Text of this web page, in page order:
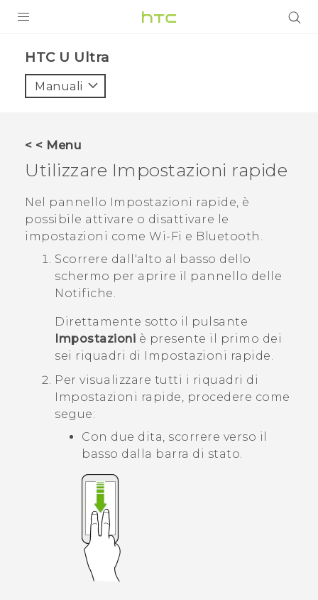
VIVE
ASSISTENZA
Accessori e dispositivi HTC
Accesso
HTC U Ultra‎
Manuali
< < Menu
Utilizzare Impostazioni rapide
Nel pannello Impostazioni rapide, è
possibile attivare o disattivare le
impostazioni come Wi‍-Fi e Bluetooth .
Scorrere dall'alto al basso dello
schermo per aprire il pannello delle
Notifiche.
Direttamente sotto il pulsante
Impostazioni è presente il primo dei
sei riquadri di Impostazioni rapide.
Per visualizzare tutti i riquadri di
Impostazioni rapide, procedere come
segue:
Con due dita, scorrere verso il
basso dalla barra di stato.